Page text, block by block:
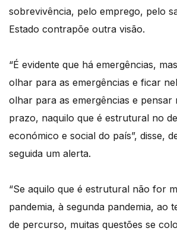
sobrevivência, pelo emprego, pelo
Estado contrapõe outra visão.
“É evidente que há emergências,
olhar para as emergências e ficar
olhar para as emergências e pensar
prazo, naquilo que é estrutural no
económico e social do país”, disse,
seguida um alerta.
“Se aquilo que é estrutural não for
pandemia, à segunda pandemia, ao
de percurso, muitas questões se